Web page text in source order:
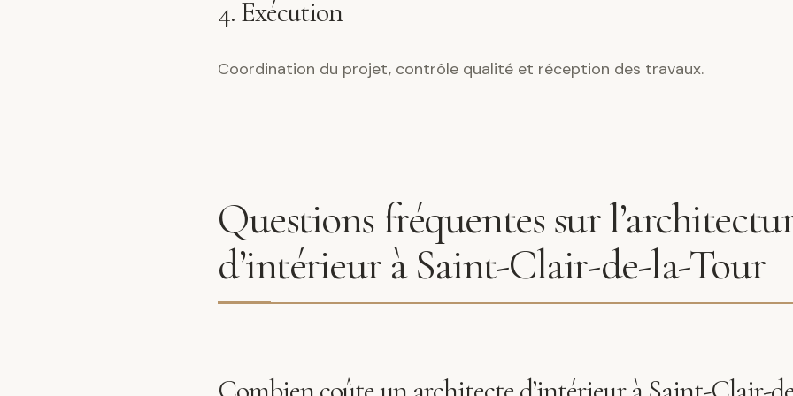
4. Exécution
Coordination du projet, contrôle qualité et réception des travaux.
Questions fréquentes sur
d’intérieur à Saint-Clair-de-la-Tour